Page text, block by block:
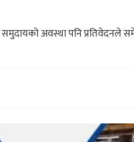
समुदायको अवस्था पनि प्रतिवेदनले